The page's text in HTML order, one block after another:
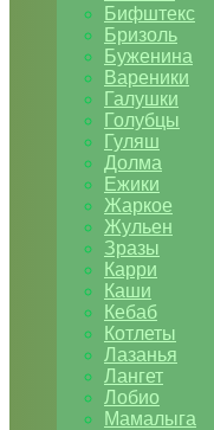
Бифштекс
Бризоль
Буженина
Вареники
Галушки
Голубцы
Гуляш
Долма
Ежики
Жаркое
Жульен
Зразы
Карри
Каши
Кебаб
Котлеты
Лазанья
Лангет
Лобио
Мамалыга